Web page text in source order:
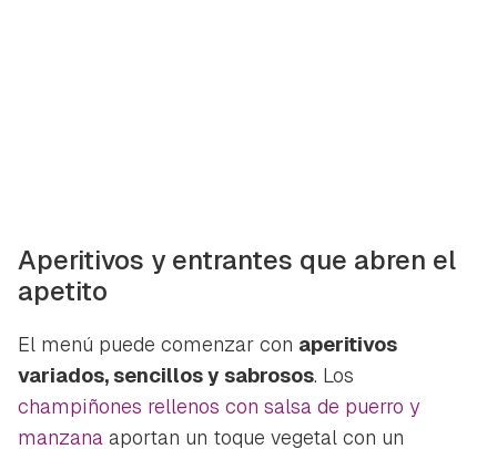
Aperitivos y entrantes que abren el
apetito
El menú puede comenzar con aperitivos
variados, sencillos y sabrosos. Los
champiñones rellenos con salsa de puerro y
manzana aportan un toque vegetal con un